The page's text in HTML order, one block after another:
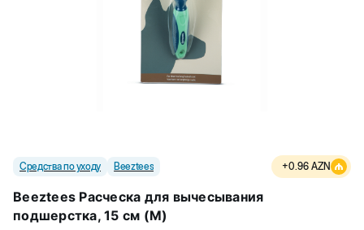
Средства по уходу Beeztees +0.96 AZN
Beeztees Расческа для вычесывания
подшерстка, 15 см (M)